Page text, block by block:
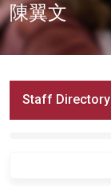
陳翼文
Staff Directory